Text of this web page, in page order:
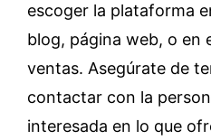
escoger la plataforma
blog, página web, o en
ventas. Asegúrate de
contactar con la
interesada en lo que